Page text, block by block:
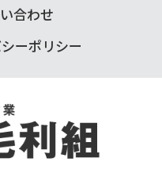
合わせ
ーポリシー